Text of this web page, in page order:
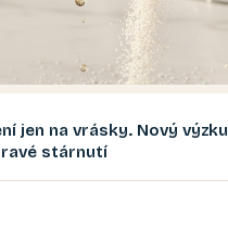
jen na vrásky. Nový
stárnutí